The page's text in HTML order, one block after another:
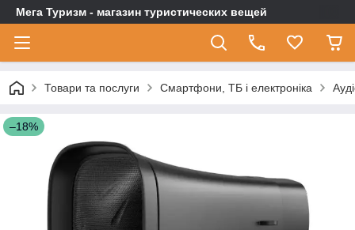
Мега Туризм - магазин туристических вещей
Товари та послуги Смартфони, ТБ і електроніка
–18%